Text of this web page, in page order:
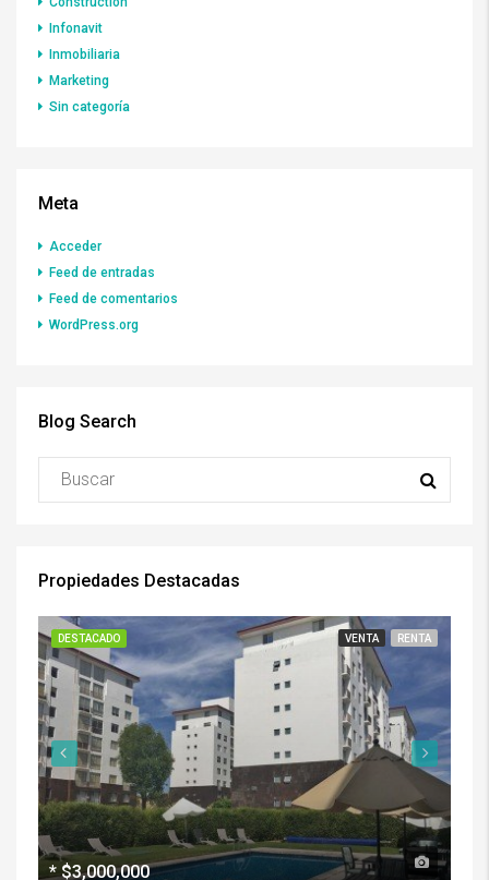
Infonavit
Inmobiliaria
Marketing
Sin categoría
Meta
Acceder
Feed de entradas
Feed de comentarios
WordPress.org
Blog Search
Propiedades Destacadas
DESTACADO VENTA RENTA
*$3,000,000